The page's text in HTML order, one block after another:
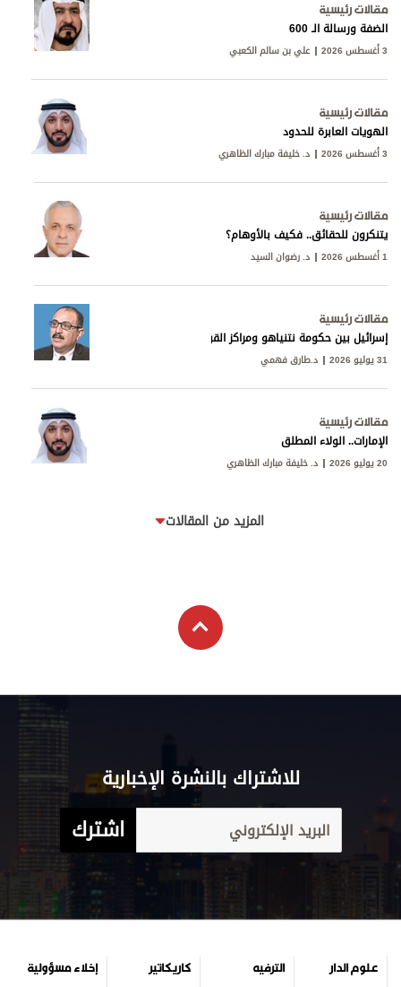
مقالات رئيسية
الضفة ورسالة الـ 600
3 أغسطس 2026 علي بن سالم الكعبي
مقالات رئيسية
الهويات العابرة للحدود
3 أغسطس 2026 د. خليفة مبارك الظاهري
مقالات رئيسية
يتنكرون للحقائق.. فكيف بالأوهام؟
1 أغسطس 2026 د. رضوان السيد
مقالات رئيسية
إسرائيل بين حكومة نتنياهو ومراكز القوى
31 يوليو 2026 د.طارق فهمي
مقالات رئيسية
الإمارات.. الولاء المطلق
20 يوليو 2026 د. خليفة مبارك الظاهري
المزيد من المقالات
للاشتراك بالنشرة الإخبارية
اشترك
علوم الدار
الترفيه
كاريكاتير
إخلاء مسؤولية